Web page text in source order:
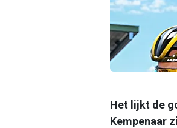
Het lijkt de
Kempenaar